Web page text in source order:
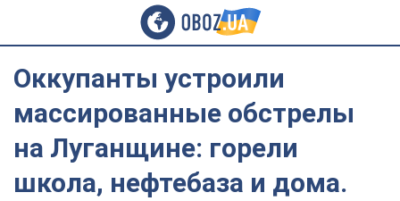
Оккупанты устроили
массированные обстрелы
на Луганщине: горели
школа, нефтебаза и дома.